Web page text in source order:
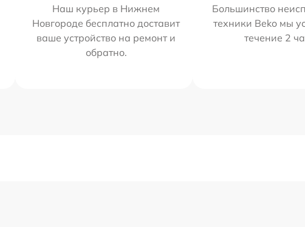
Наш курьер в Нижнем
Новгороде бесплатно доставит
ваше устройство на ремонт и
обратно.
Большинство
техники Beko мы
течение 2